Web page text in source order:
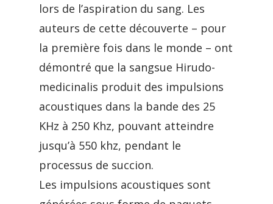
lors de l’aspiration du sang. Les
auteurs de cette découverte – pour
la première fois dans le monde – ont
démontré que la sangsue Hirudo-
medicinalis produit des impulsions
acoustiques dans la bande des 25
KHz à 250 Khz, pouvant atteindre
jusqu’à 550 khz, pendant le
processus de succion.
Les impulsions acoustiques sont